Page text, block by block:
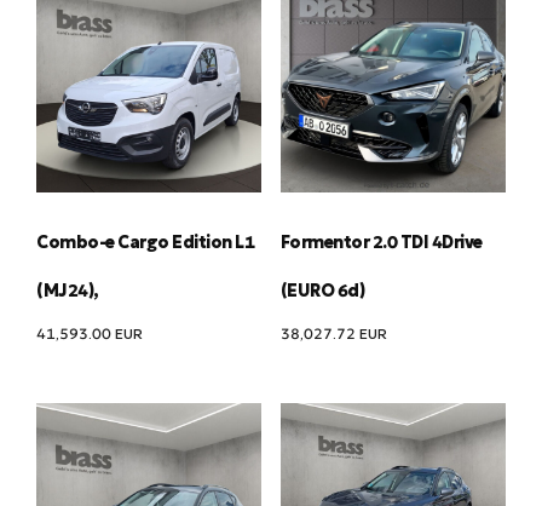
Combo-e Cargo Edition L1
(MJ24),
41,593.00 EUR
Formentor 2.0 TDI 4Drive
(EURO 6d)
38,027.72 EUR